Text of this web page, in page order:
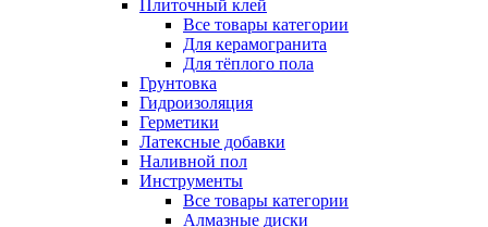
Плиточный клей
Все товары категории
Для керамогранита
Для тёплого пола
Грунтовка
Гидроизоляция
Герметики
Латексные добавки
Наливной пол
Инструменты
Все товары категории
Алмазные диски